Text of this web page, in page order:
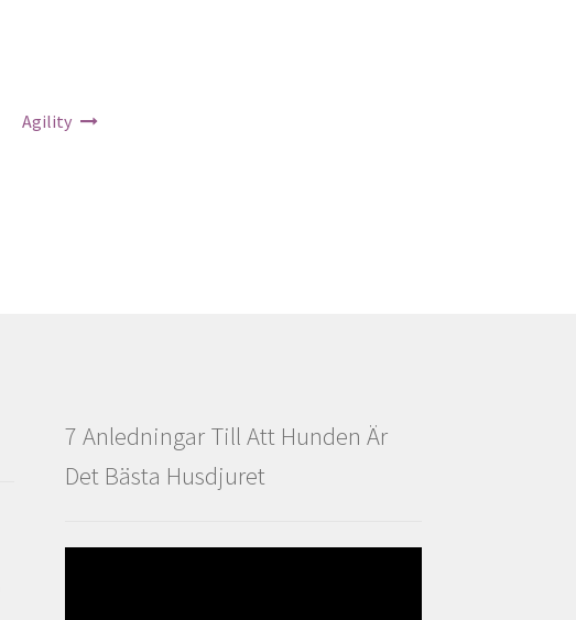
Agility
7 Anledningar Till Att Hunden Är
Det Bästa Husdjuret